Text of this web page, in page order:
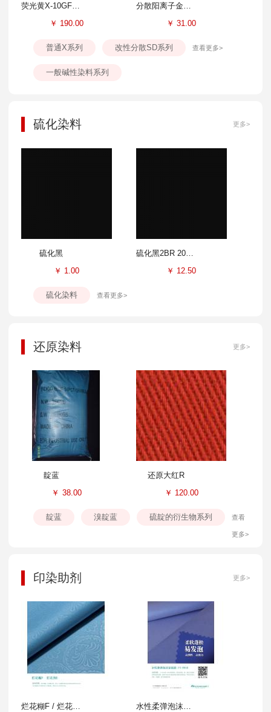
荧光黄X-10GFF 300%
￥ 190.00
分散阳离子金黄SD-GL 100%
￥ 31.00
普通X系列 改性分散SD系列
一般碱性染料系列
查看更多>
硫化染料 更多>
硫化黑
￥ 1.00
硫化黑2BR 200%
￥ 12.50
硫化染料 查看更多>
还原染料 更多>
靛蓝
￥ 38.00
还原大红R
￥ 120.00
靛蓝 溴靛蓝 硫靛的衍生物系列 查看
更多>
印染助剂 更多>
烂花糊F / 烂花剂E 水性柔弹泡沫涂层胶FS-804B